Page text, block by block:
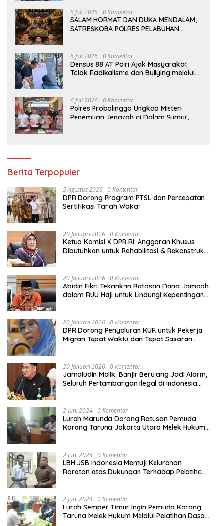
6 Juli 2026 0 Komentar
SALAM HORMAT DAN DUKA MENDALAM,
SATRESKOBA POLRES PELABUHAN
PEMBERANTAS NARKOBA DI KATINGAN
6 Juli 2026 0 Komentar
Densus 88 AT Polri Ajak Masyarakat
Tolak Radikalisme dan Bullying melalui
6 Juli 2026 0 Komentar
Polres Probolinggo Ungkap Misteri
Penemuan Jenazah di Dalam Sumur,
Berita Terpopuler
5 Agustus 2026 0 Komentar
DPR Dorong Program PTSL dan Percepatan
Sertifikasi Tanah Wakaf
20 Januari 2026 0 Komentar
Ketua Komisi X DPR RI: Anggaran Khusus
Dibutuhkan untuk Rehabilitasi & Rekonstruksi
20 Januari 2026 0 Komentar
Abidin Fikri Tekankan Batasan Dana Jamaah
dalam RUU Haji untuk Lindungi Kepentingan
20 Januari 2026 0 Komentar
DPR Dorong Penyaluran KUR untuk Pekerja
Migran Tepat Waktu dan Tepat Sasaran
20 Januari 2026 0 Komentar
Jamaludin Malik: Banjir Berulang Jadi Alarm,
Seluruh Pertambangan Ilegal di Indonesia
2 Juni 2024 0 Komentar
Lurah Marunda Dorong Ratusan Pemuda
Karang Taruna Jakarta Utara Melek Hukum
2 Juni 2024 0 Komentar
LBH JSB Indonesia Memuji Kelurahan
Rorotan atas Dukungan Terhadap Pelatihan
2 Juni 2024 0 Komentar
Lurah Semper Timur Ingin Pemuda Karang
Taruna Melek Hukum Melalui Pelatihan Dasar